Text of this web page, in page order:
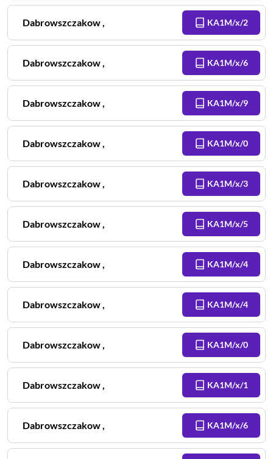
Dabrowszczakow, KA1M/x/2
Dabrowszczakow, KA1M/x/6
Dabrowszczakow, KA1M/x/9
Dabrowszczakow, KA1M/x/0
Dabrowszczakow, KA1M/x/3
Dabrowszczakow, KA1M/x/5
Dabrowszczakow, KA1M/x/4
Dabrowszczakow, KA1M/x/4
Dabrowszczakow, KA1M/x/0
Dabrowszczakow, KA1M/x/1
Dabrowszczakow, KA1M/x/6